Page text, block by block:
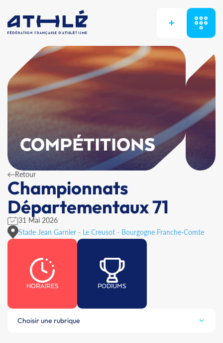
+
COMPÉTITIONS
Retour
Championnats
Départementaux 71
31 Mai 2026
Stade Jean Garnier - Le Creusot - Bourgogne Franche-Comte
HORAIRES PODIUMS
Choisir une rubrique